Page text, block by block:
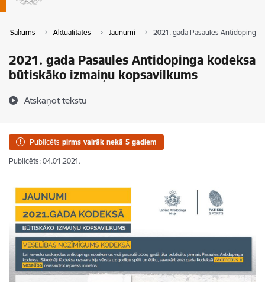
Sākums Aktualitātes Jaunumi 2021. gada Pasaules Antidopinga
2021. gada Pasaules Antidopinga kodeksa
būtiskāko izmaiņu kopsavilkums
Atskaņot tekstu
Publicēts pirms vairāk nekā 5 gadiem
Publicēts: 04.01.2021.